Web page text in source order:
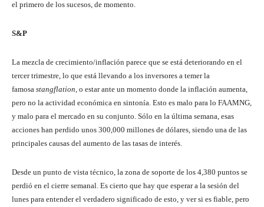
el primero de los sucesos, de momento.
S&P
La mezcla de crecimiento/inflación parece que se está deteriorando en el
tercer trimestre, lo que está llevando a los inversores a temer la
famosa stangflation, o estar ante un momento donde la inflación aumenta,
pero no la actividad económica en sintonía. Esto es malo para lo FAAMNG,
y malo para el mercado en su conjunto. Sólo en la última semana, esas
acciones han perdido unos 300,000 millones de dólares, siendo una de las
principales causas del aumento de las tasas de interés.
Desde un punto de vista técnico, la zona de soporte de los 4,380 puntos se
perdió en el cierre semanal. Es cierto que hay que esperar a la sesión del
lunes para entender el verdadero significado de esto, y ver si es fiable, pero